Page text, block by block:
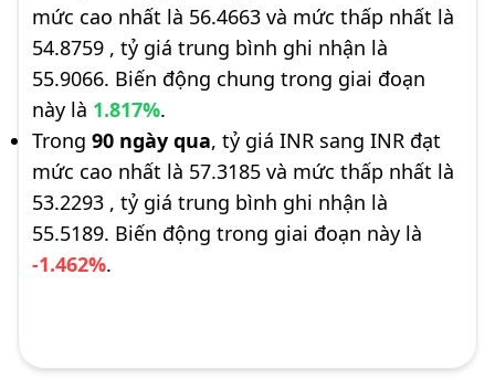
mức cao nhất là 56.4663 và mức thấp nhất là
54.8759 , tỷ giá trung bình ghi nhận là
55.9066. Biến động chung trong giai đoạn
này là 1.817%.
Trong 90 ngày qua, tỷ giá INR sang INR đạt
mức cao nhất là 57.3185 và mức thấp nhất là
53.2293 , tỷ giá trung bình ghi nhận là
55.5189. Biến động trong giai đoạn này là
-1.462%.